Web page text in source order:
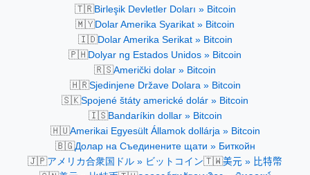
🇹🇷Birleşik Devletler Doları » Bitcoin
🇲🇾Dolar Amerika Syarikat » Bitcoin
🇮🇩Dolar Amerika Serikat » Bitcoin
🇵🇭Dolyar ng Estados Unidos » Bitcoin
🇷🇸Američki dolar » Bitcoin
🇭🇷Sjedinjene Države Dolara » Bitcoin
🇸🇰Spojené štáty americké dolár » Bitcoin
🇮🇸Bandaríkin dollar » Bitcoin
🇭🇺Amerikai Egyesült Államok dollárja » Bitcoin
🇧🇬Долар на Съединените щати » Биткойн
🇯🇵アメリカ合衆国ドル » ビットコイン🇹🇼美元 » 比特幣